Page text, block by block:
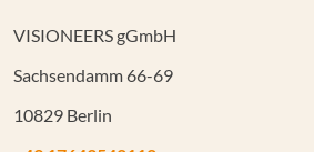
VISIONEERS gGmbH
Sachsendamm 66-69
10829 Berlin